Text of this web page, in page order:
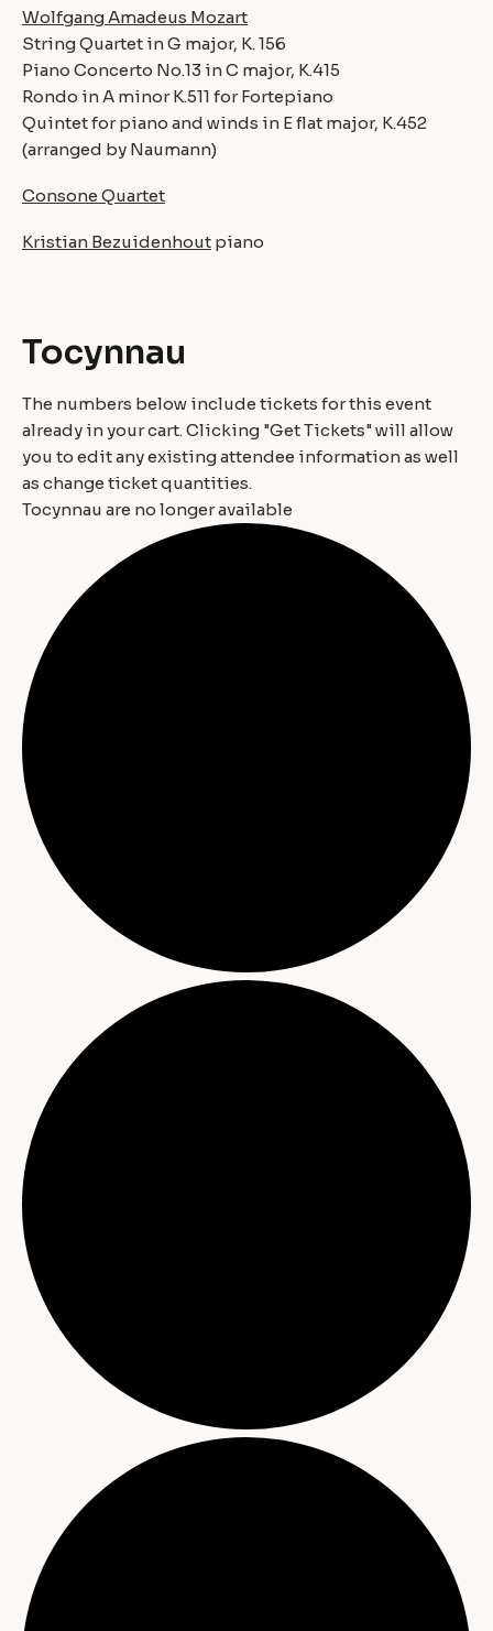
Wolfgang Amadeus Mozart
String Quartet in G major, K. 156
Piano Concerto No.13 in C major, K.415
Rondo in A minor K.511 for Fortepiano
Quintet for piano and winds in E flat major, K.452
(arranged by Naumann)
Consone Quartet
Kristian Bezuidenhout piano
Tocynnau
The numbers below include tickets for this event
already in your cart. Clicking "Get Tickets" will allow
you to edit any existing attendee information as well
as change ticket quantities.
Tocynnau are no longer available